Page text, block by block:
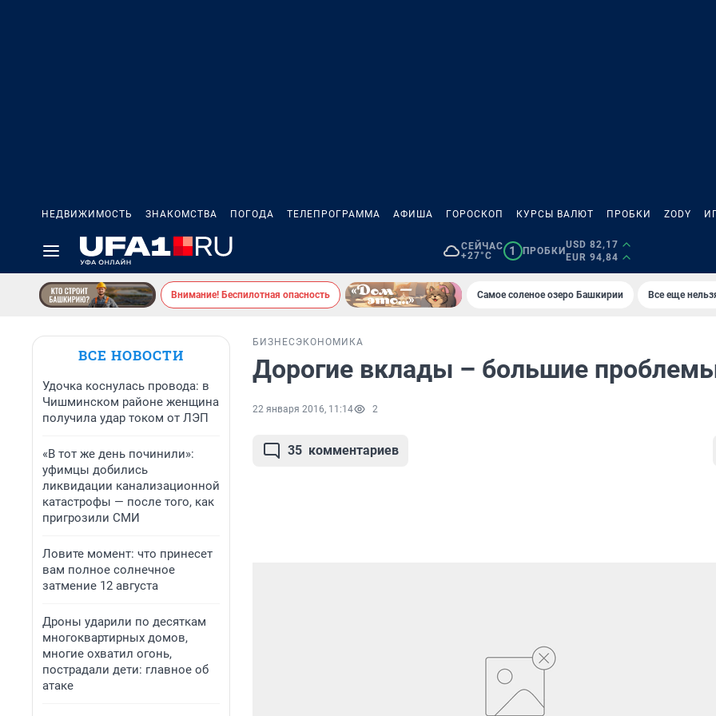
НЕДВИЖИМОСТЬ ЗНАКОМСТВА ПОГОДА ТЕЛЕПРОГРАММА АФИША ГОРОСКОП КУРСЫ ВАЛЮТ ПРОБКИ ZODY
СЕЙЧАС
+27°C
1 ПРОБКИ
USD 82,17
EUR 94,84
Внимание! Беспилотная опасность Самое соленое озеро Башкирии Все еще
ВСЕ НОВОСТИ
Удочка коснулась провода: в
Чишминском районе женщина
получила удар током от ЛЭП
«В тот же день починили»:
уфимцы добились
ликвидации канализационной
катастрофы — после того, как
пригрозили СМИ
Ловите момент: что принесет
вам полное солнечное
затмение 12 августа
Дроны ударили по десяткам
многоквартирных домов,
многие охватил огонь,
пострадали дети: главное об
атаке
БИЗНЕС ЭКОНОМИКА
Дорогие вклады – большие
22 января 2016, 11:14 2
35 комментариев